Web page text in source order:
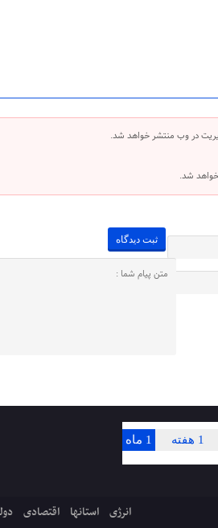
در وب منتشر خواهد شد.
شد.
1 ماه 1 هفته
انرژی استانها اقتصادی